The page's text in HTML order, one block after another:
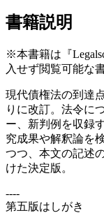
書籍説明
※本書籍は『
入せず閲覧可能な
現代債権法の到達
りに改訂。法令に
ー、新判例を収録
究成果や解釈論を
つつ、本文の記述
けた決定版。
----
第五版はしがき